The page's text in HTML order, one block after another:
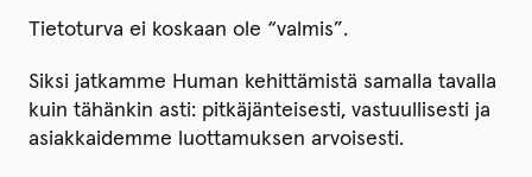
Tietoturva ei koskaan ole “valmis”.
Siksi jatkamme Human kehittämistä samalla tavalla
kuin tähänkin asti: pitkäjänteisesti, vastuullisesti ja
asiakkaidemme luottamuksen arvoisesti.